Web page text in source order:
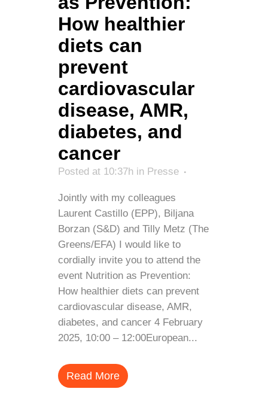
How healthier
diets can
prevent
cardiovascular
disease, AMR,
diabetes, and
cancer
Posted at 10:37h in Presse
Jointly with my colleagues
Laurent Castillo (EPP), Biljana
Borzan (S&D) and Tilly Metz (The
Greens/EFA) I would like to
cordially invite you to attend the
event Nutrition as Prevention:
How healthier diets can prevent
cardiovascular disease, AMR,
diabetes, and cancer 4 February
2025, 10:00 – 12:00European...
Read More